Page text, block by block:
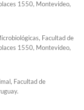
1550, Montevideo,
Facultad de
1550, Montevideo,
Facultad de